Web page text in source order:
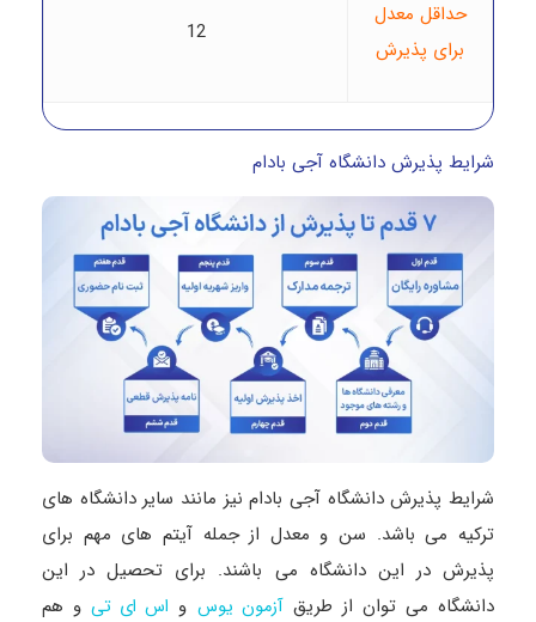
حداقل معدل
برای پذیرش
12
شرایط پذیرش دانشگاه آجی بادام
شرایط پذیرش دانشگاه آجی بادام نیز مانند سایر دانشگاه های
ترکیه می باشد. سن و معدل از جمله آیتم های مهم برای
پذیرش در این دانشگاه می باشند. برای تحصیل در این
دانشگاه می توان از طریقآزمون یوس و اس ای تیو هم